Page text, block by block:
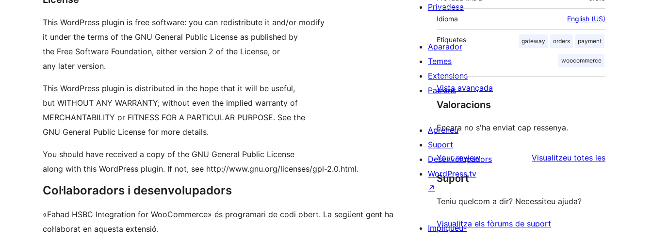
This WordPress plugin is free software: you can redistribute it and/or modify
it under the terms of the GNU General Public License as published by
the Free Software Foundation, either version 2 of the License, or
any later version.
This WordPress plugin is distributed in the hope that it will be useful,
but WITHOUT ANY WARRANTY; without even the implied warranty of
MERCHANTABILITY or FITNESS FOR A PARTICULAR PURPOSE. See the
GNU General Public License for more details.
You should have received a copy of the GNU General Public License
along with this WordPress plugin. If not, see http://www.gnu.org/licenses/gpl-2.0.html.
Col·laboradors i desenvolupadors
«Fahad HSBC Integration for WooCommerce» és programari de codi obert. La següent gent ha
col·laborat en aquesta extensió.
Idioma English (US)
Etiquetes gateway orders payment
woocommerce
Vista avançada
Valoracions
Encara no s'ha enviat cap ressenya.
Your review Visualitzeu totes lesressenyes
Suport
Teniu quelcom a dir? Necessiteu ajuda?
Visualitza els fòrums de suport
Privadesa
Aparador
Temes
Extensions
Patrons
Apreneu
Suport
Desenvolupadors
WordPress.tv
↗
Impliqueu-